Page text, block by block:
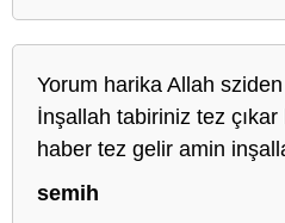
Yorum harika Allah
İnşallah tabiriniz tez
haber tez gelir amin
semih